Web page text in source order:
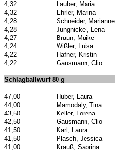
4,32
Lauber, Maria
4,32
Ehrler, Marina
4,28
Schneider, Marianne
4,28
Jungnickel, Lena
4,27
Braun, Maike
4,24
Wißler, Luisa
4,22
Hafner, Kristin
4,22
Gausmann, Clio
Schlagballwurf 80 g
47,00 Huber, Laura
44,00
Mamodaly, Tina
43,50
Keller, Lorena
42,50
Gausmann, Clio
41,50
Karl, Laura
41,50
Plasch, Jessica
41,00
Krauß, Sabrina